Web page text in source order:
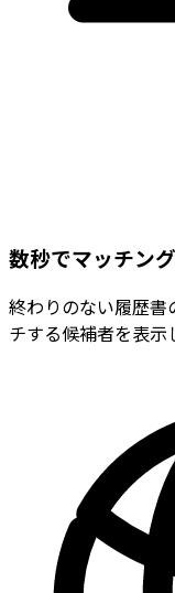
数秒でマッチン
終わりのない履歴書
チする候補者を表示